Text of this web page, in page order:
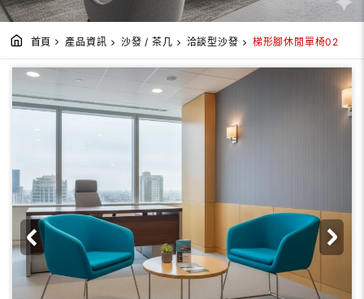
首頁 產品資訊 沙發 / 茶几 洽談型沙發 梯形腳休閒單椅02